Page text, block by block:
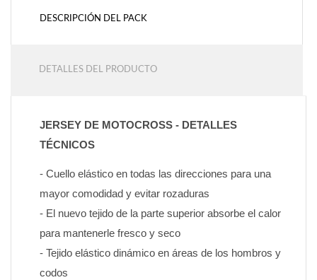
DESCRIPCIÓN DEL PACK
DETALLES DEL PRODUCTO
JERSEY DE MOTOCROSS - DETALLES
TÉCNICOS
- Cuello elástico en todas las direcciones para una
mayor comodidad y evitar rozaduras
- El nuevo tejido de la parte superior absorbe el calor
para mantenerle fresco y seco
- Tejido elástico dinámico en áreas de los hombros y
codos